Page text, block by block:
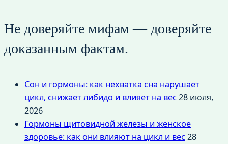
Не доверяйте мифам — доверяйте
доказанным фактам.
Сон и гормоны: как нехватка сна нарушает
цикл, снижает либидо и влияет на вес28 июля,
2026
Гормоны щитовидной железы и женское
здоровье: как они влияют на цикл и вес28